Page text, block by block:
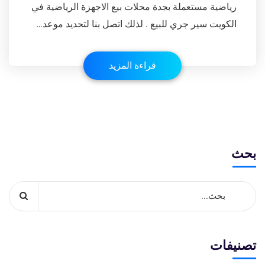
رياضية مستعملة بجدة محلات بيع الاجهزة الرياضية في
الكويت سير جري للبيع . لذلك اتصل بنا لتحديد موعد…
قراءة المزيد
بحث
تصنيفات